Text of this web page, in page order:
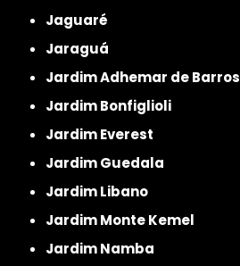
Jaguaré
Jaraguá
Jardim Adhemar de Barros
Jardim Bonfiglioli
Jardim Everest
Jardim Guedala
Jardim Libano
Jardim Monte Kemel
Jardim Namba